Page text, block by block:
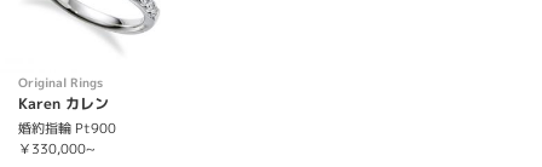
Original Rings
Karen カレン
婚約指輪 Pt900
￥330,000~